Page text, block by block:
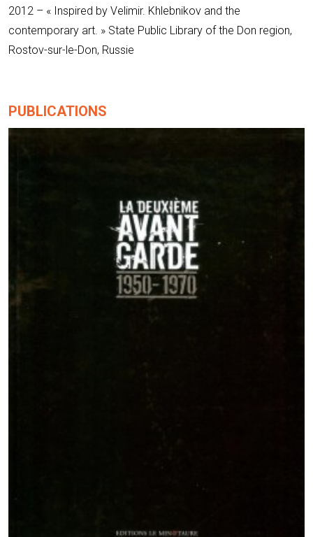
2012 – « Inspired by Velimir. Khlebnikov and the
contemporary art. » State Public Library of the Don region,
Rostov-sur-le-Don, Russie
PUBLICATIONS